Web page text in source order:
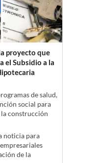
proyecto que
el Subsidio a la
de salud,
social para
construcción
noticia para
de la